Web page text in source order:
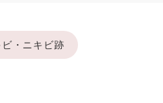
ビ・ニキビ跡